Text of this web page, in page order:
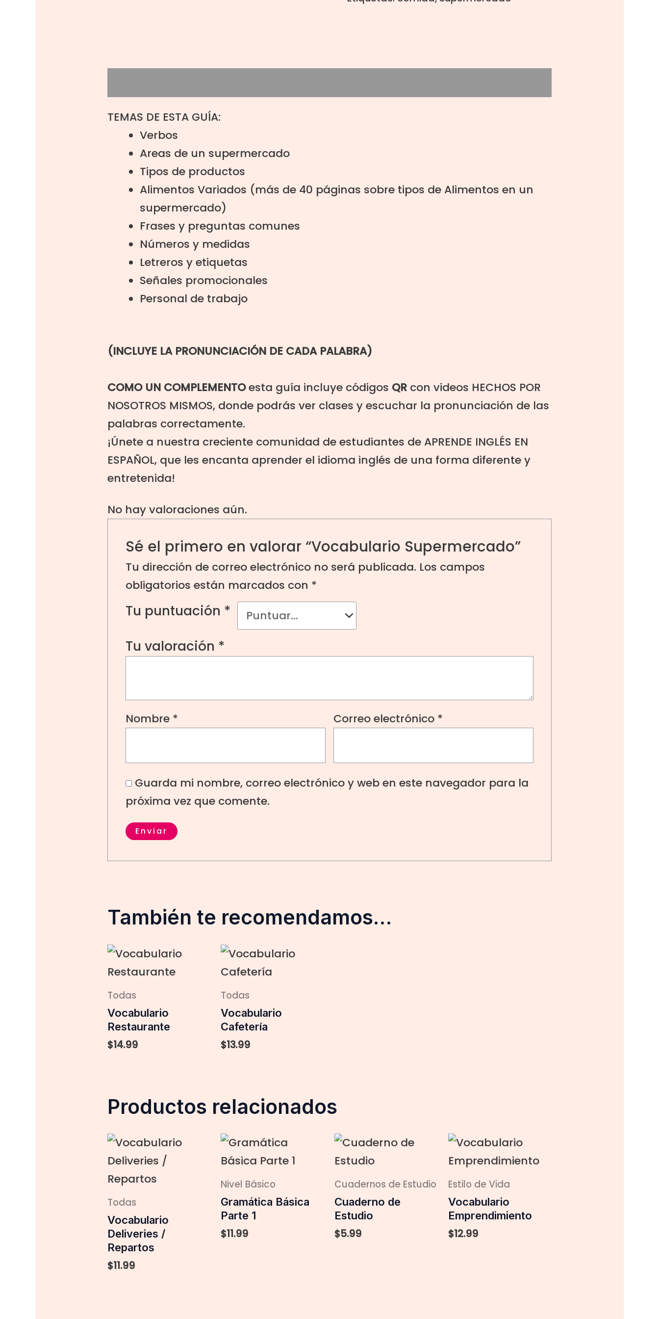
TEMAS DE ESTA GUÍA:
Verbos
Areas de un supermercado
Tipos de productos
Alimentos Variados (más de 40 páginas sobre tipos de Alimentos en un
supermercado)
Frases y preguntas comunes
Números y medidas
Letreros y etiquetas
Señales promocionales
Personal de trabajo
(INCLUYE LA PRONUNCIACIÓN DE CADA PALABRA)
COMO UN COMPLEMENTOesta guía incluye códigos QR con videos HECHOS POR
NOSOTROS MISMOS, donde podrás ver clases y escuchar la pronunciación de las
palabras correctamente.
¡Únete a nuestra creciente comunidad de estudiantes de APRENDE INGLÉS EN
ESPAÑOL, que les encanta aprender el idioma inglés de una forma diferente y
entretenida!
No hay valoraciones aún.
Sé el primero en valorar “Vocabulario Supermercado”
Tu dirección de correo electrónico no será publicada. Los campos
obligatorios están marcados con *
Tu puntuación *
Tu valoración *
Nombre * Correo electrónico *
Guarda mi nombre, correo electrónico y web en este navegador para la
próxima vez que comente.
También te recomendamos…
Todas
Vocabulario
Restaurante
$14.99
Todas
Vocabulario
Cafetería
$13.99
Productos relacionados
Todas
Vocabulario
Deliveries /
Repartos
$11.99
Nivel Básico
Gramática Básica
Parte 1
$11.99
Cuadernos de Estudio
Cuaderno de
Estudio
$5.99
Estilo de Vida
Vocabulario
Emprendimiento
$12.99